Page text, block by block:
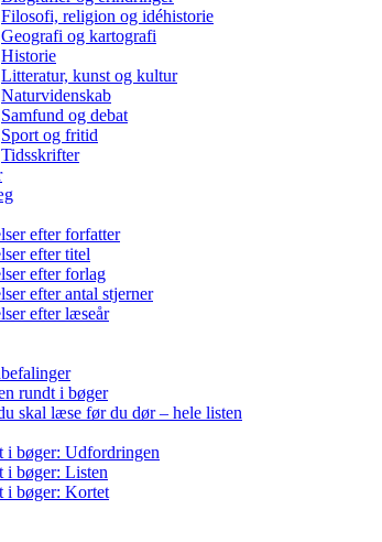
Filosofi, religion og idéhistorie
Geografi og kartografi
Historie
Litteratur, kunst og kultur
Naturvidenskab
Samfund og debat
Sport og fritid
Tidsskrifter
efter forfatter
efter titel
efter forlag
efter antal stjerner
efter læseår
rundt i bøger
skal læse før du dør – hele listen
i bøger: Udfordringen
i bøger: Listen
i bøger: Kortet